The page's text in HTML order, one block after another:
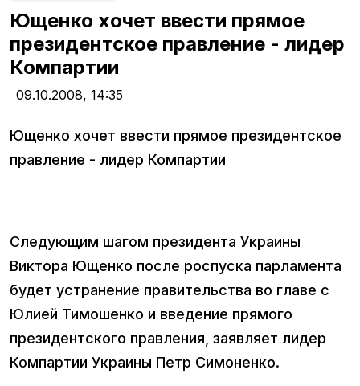
Ющенко хочет ввести прямое
президентское правление - лидер
Компартии
09.10.2008, 14:35
Ющенко хочет ввести прямое президентское
правление - лидер Компартии
Следующим шагом президента Украины
Виктора Ющенко после роспуска парламента
будет устранение правительства во главе с
Юлией Тимошенко и введение прямого
президентского правления, заявляет лидер
Компартии Украины Петр Симоненко.